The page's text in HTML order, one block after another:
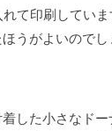
て印刷してい
うがよいので
した小さなド